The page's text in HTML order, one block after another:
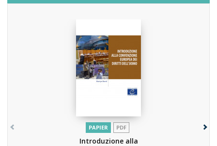
PAPIER PDF
Introduzione alla